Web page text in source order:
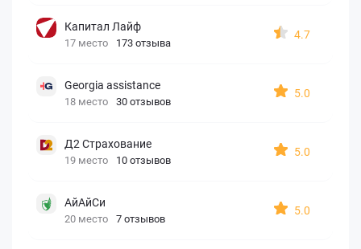
Капитал Лайф
17 место 173 отзыва
4.7
Georgia assistance
18 место 30 отзывов
5.0
Д2 Страхование
19 место 10 отзывов
5.0
АйАйСи
20 место 7 отзывов
5.0